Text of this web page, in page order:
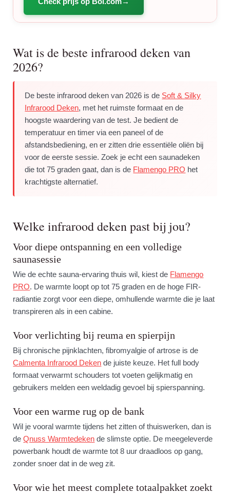
Wat is de beste infrarood deken van
2026?
De beste infrarood deken van 2026 is de Soft & Silky
Infrarood Deken, met het ruimste formaat en de
hoogste waardering van de test. Je bedient de
temperatuur en timer via een paneel of de
afstandsbediening, en er zitten drie essentiële oliën bij
voor de eerste sessie. Zoek je echt een saunadeken
die tot 75 graden gaat, dan is de Flamengo PRO het
krachtigste alternatief.
Welke infrarood deken past bij jou?
Voor diepe ontspanning en een volledige
saunasessie
Wie de echte sauna-ervaring thuis wil, kiest de Flamengo
PRO. De warmte loopt op tot 75 graden en de hoge FIR-
radiantie zorgt voor een diepe, omhullende warmte die je laat
transpireren als in een cabine.
Voor verlichting bij reuma en spierpijn
Bij chronische pijnklachten, fibromyalgie of artrose is de
Calmenta Infrarood Deken de juiste keuze. Het full body
formaat verwarmt schouders tot voeten gelijkmatig en
gebruikers melden een weldadig gevoel bij spierspanning.
Voor een warme rug op de bank
Wil je vooral warmte tijdens het zitten of thuiswerken, dan is
deQnuss Warmtedeken de slimste optie. De meegeleverde
powerbank houdt de warmte tot 8 uur draadloos op gang,
zonder snoer dat in de weg zit.
Voor wie het meest complete totaalpakket zoekt